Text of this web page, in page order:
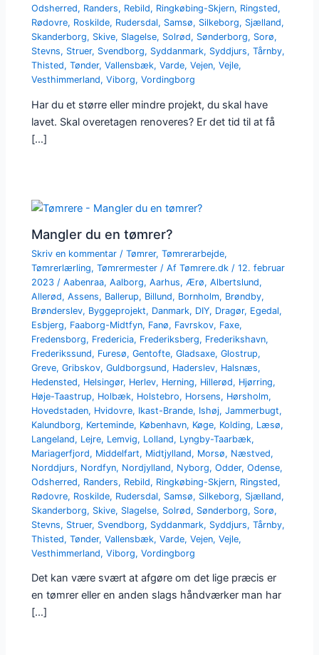
Odsherred, Randers, Rebild, Ringkøbing-Skjern, Ringsted,
Rødovre, Roskilde, Rudersdal, Samsø, Silkeborg, Sjælland,
Skanderborg, Skive, Slagelse, Solrød, Sønderborg, Sorø,
Stevns, Struer, Svendborg, Syddanmark, Syddjurs,Tårnby,
Thisted,Tønder,Vallensbæk,Varde,Vejen,Vejle,
Vesthimmerland,Viborg,Vordingborg
Har du et større eller mindre projekt, du skal have
lavet. Skal overetagen renoveres? Er det tid til at få
[…]
Mangler du en tømrer?
Skriv en kommentar /Tømrer,Tømrerarbejde,
Tømrerlærling,Tømrermester / AfTømrere.dk /12. februar
2023 /Aabenraa,Aalborg,Aarhus, Ærø,Albertslund,
Allerød,Assens, Ballerup, Billund, Bornholm, Brøndby,
Brønderslev, Byggeprojekt, Danmark, DIY, Dragør, Egedal,
Esbjerg, Faaborg-Midtfyn, Fanø, Favrskov, Faxe,
Fredensborg, Fredericia, Frederiksberg, Frederikshavn,
Frederikssund, Furesø,Gentofte,Gladsaxe,Glostrup,
Greve,Gribskov,Guldborgsund, Haderslev, Halsnæs,
Hedensted, Helsingør, Herlev, Herning, Hillerød, Hjørring,
Høje-Taastrup, Holbæk, Holstebro, Horsens, Hørsholm,
Hovedstaden, Hvidovre, Ikast-Brande, Ishøj,Jammerbugt,
Kalundborg, Kerteminde, København, Køge, Kolding, Læsø,
Langeland, Lejre, Lemvig, Lolland, Lyngby-Taarbæk,
Mariagerfjord, Middelfart, Midtjylland, Morsø, Næstved,
Norddjurs, Nordfyn, Nordjylland, Nyborg,Odder,Odense,
Odsherred, Randers, Rebild, Ringkøbing-Skjern, Ringsted,
Rødovre, Roskilde, Rudersdal, Samsø, Silkeborg, Sjælland,
Skanderborg, Skive, Slagelse, Solrød, Sønderborg, Sorø,
Stevns, Struer, Svendborg, Syddanmark, Syddjurs,Tårnby,
Thisted,Tønder,Vallensbæk,Varde,Vejen,Vejle,
Vesthimmerland,Viborg,Vordingborg
Det kan være svært at afgøre om det lige præcis er
en tømrer eller en anden slags håndværker man har
[…]